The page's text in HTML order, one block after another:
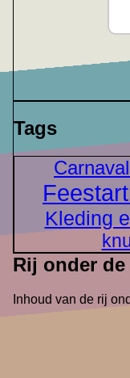
Tags
Kleding
Rij onder
Inhoud van de rij